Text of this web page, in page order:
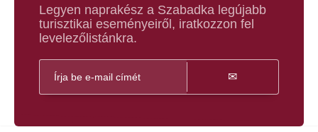
Legyen naprakész a Szabadka legújabb
turisztikai eseményeiről, iratkozzon fel
levelezőlistánkra.